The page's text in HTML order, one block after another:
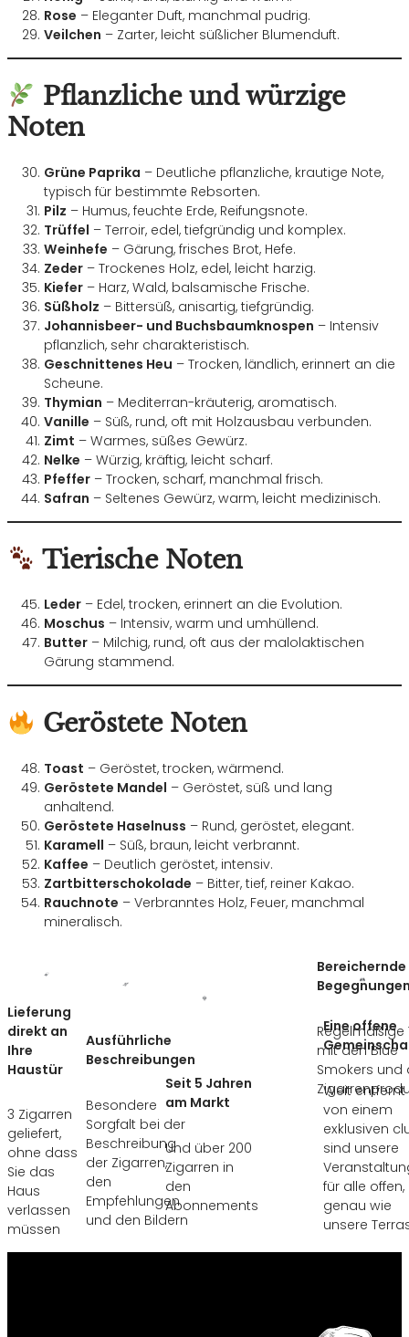
Rose – Eleganter Duft, manchmal pudrig.
Veilchen – Zarter, leicht süßlicher Blumenduft.
Pflanzliche und würzige
Noten
Grüne Paprika – Deutliche pflanzliche, krautige Note,
typisch für bestimmte Rebsorten.
Pilz – Humus, feuchte Erde, Reifungsnote.
Trüffel – Terroir, edel, tiefgründig und komplex.
Weinhefe – Gärung, frisches Brot, Hefe.
Zeder – Trockenes Holz, edel, leicht harzig.
Kiefer – Harz, Wald, balsamische Frische.
Süßholz – Bittersüß, anisartig, tiefgründig.
Johannisbeer- und Buchsbaumknospen – Intensiv
pflanzlich, sehr charakteristisch.
Geschnittenes Heu – Trocken, ländlich, erinnert an die
Scheune.
Thymian – Mediterran-kräuterig, aromatisch.
Vanille – Süß, rund, oft mit Holzausbau verbunden.
Zimt – Warmes, süßes Gewürz.
Nelke – Würzig, kräftig, leicht scharf.
Pfeffer – Trocken, scharf, manchmal frisch.
Safran – Seltenes Gewürz, warm, leicht medizinisch.
Tierische Noten
Leder – Edel, trocken, erinnert an die Evolution.
Moschus – Intensiv, warm und umhüllend.
Butter – Milchig, rund, oft aus der malolaktischen
Gärung stammend.
Geröstete Noten
Toast – Geröstet, trocken, wärmend.
Geröstete Mandel – Geröstet, süß und lang
anhaltend.
Geröstete Haselnuss – Rund, geröstet, elegant.
Karamell – Süß, braun, leicht verbrannt.
Kaffee – Deutlich geröstet, intensiv.
Zartbitterschokolade – Bitter, tief, reiner Kakao.
Rauchnote – Verbranntes Holz, Feuer, manchmal
mineralisch.
Lieferung
direkt an
Ihre
Haustür
3 Zigarren
geliefert,
ohne dass
Sie das
Haus
verlassen
müssen
Ausführliche
Beschreibungen
Besondere
Sorgfalt bei der
Beschreibung
der Zigarren,
den
Empfehlungen
und den Bildern
Seit 5 Jahren
am Markt
Und über 200
Zigarren in
den
Abonnements
Bereichernde
Regelmäßige
mit den Blue
Smokers und
Eine offene
Weit entfernt
von einem
exklusiven
sind unsere
für alle offen,
genau wie
unsere